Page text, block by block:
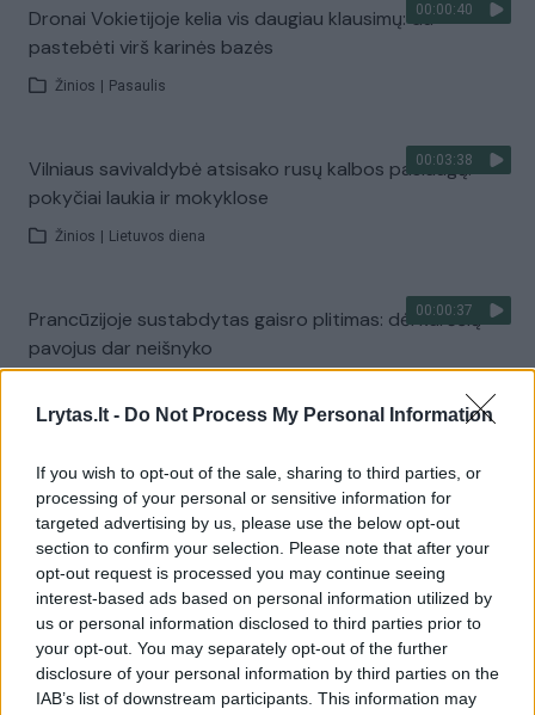
Lrytas.lt - Do Not Process My Personal Information
If you wish to opt-out of the sale, sharing to third parties, or
processing of your personal or sensitive information for
targeted advertising by us, please use the below opt-out
section to confirm your selection. Please note that after your
opt-out request is processed you may continue seeing
interest-based ads based on personal information utilized by
us or personal information disclosed to third parties prior to
your opt-out. You may separately opt-out of the further
disclosure of your personal information by third parties on the
IAB’s list of downstream participants. This information may
00:00:40
Dronai Vokietijoje kelia vis daugiau klausimų: du
pastebėti virš karinės bazės
Žinios Pasaulis
00:03:38
Vilniaus savivaldybė atsisako rusų kalbos paslaugų:
pokyčiai laukia ir mokyklose
Žinios Lietuvos diena
00:00:37
Prancūzijoje sustabdytas gaisro plitimas: dėl karščių
pavojus dar neišnyko
Visi įrašai
Žiūrimiausi įrašai
00:00:30
Vaizdai iš tragiškos avarijos Vilniaus r.: dviejų moterų ir
vaiko gyvybių išgelbėti nepavyko